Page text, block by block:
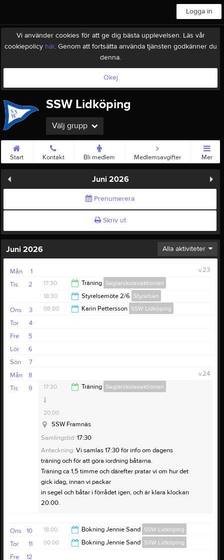
Logga in
Vi använder cookies för att ge dig bästa upplevelsen. Läs vår
cookiepolicy här. Genom att fortsätta använda tjänsten godkänner du
denna.
Okej
SSW Lidköping
Välj grupp
Start Kontakt Bli medlem Medlemsavgifter Mer
Juni 2026
Prenumerera
Skriv ut
Juni 2026 Alla aktiviteter
1
Mån
v.23
2
Tis 17:30 Träning Seglarskolesektionen
20:00
18:30 Styrelsemöte 2/6 Styrelsen
3
Ons 08:00 Karin Pettersson SSW Lidköping
4
Tor
5
Fre
6
Lör
7
Sön
8
Mån
v.24
9
Tis 17:30 Träning Seglarskolesektionen
20:00
SSW Framnäs
Samlingstid: 17:30
Anteckning: Vi samlas 17:30 för info om dagens
träning och för att göra iordning båtarna.
Träning ca 1,5 timme och därefter pratar vi om hur det
gick idag, innan vi packar
in segel och båtar i förrådet igen, och är klara klockan
20:00.
10
Ons 18:00 Bokning Jennie Sand SSW Lidköping
11
Tor 00:00 Bokning Jennie Sand SSW Lidköping
12
Fre